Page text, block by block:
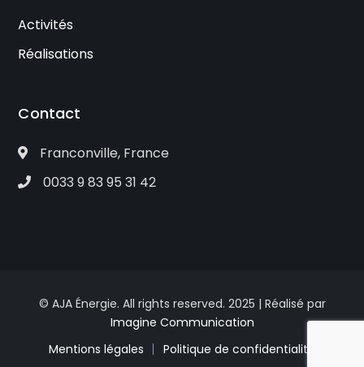
Activités
Réalisations
Contact
Franconville, France
0033 9 83 95 31 42
© AJA Énergie. All rights reserved. 2025 | Réalisé par
Imagine Communication
Mentions légales
Politique de confidentialité